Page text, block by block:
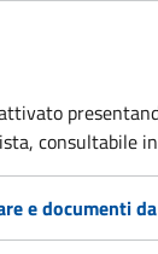
consultabile
e documenti